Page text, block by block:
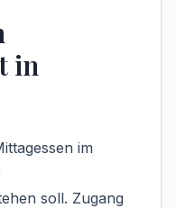
in
im
soll. Zugang